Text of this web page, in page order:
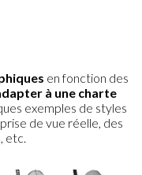
en fonction des
à une charte
exemples de styles
de vue réelle, des
etc.